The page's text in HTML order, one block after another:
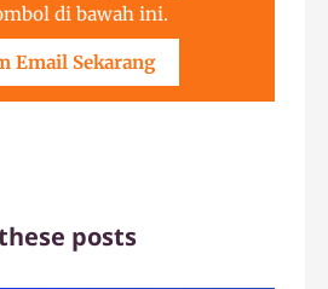
di bawah ini.
Email Sekarang
posts